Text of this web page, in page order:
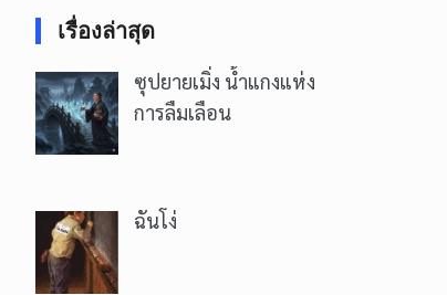
เรื่องล่าสุด
ซุปยายเมิ่ง น้ำแกงแห่ง
การลืมเลือน
ฉันโง่